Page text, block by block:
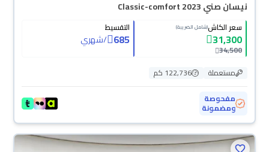
نيسان صني Classic-comfort 2023
سعر الكاش(شامل الضريبة)
31,300
34,500
التقسيط
685
/شهري
مستعملة
122,736 كم
مفحوصة
ومضمونة